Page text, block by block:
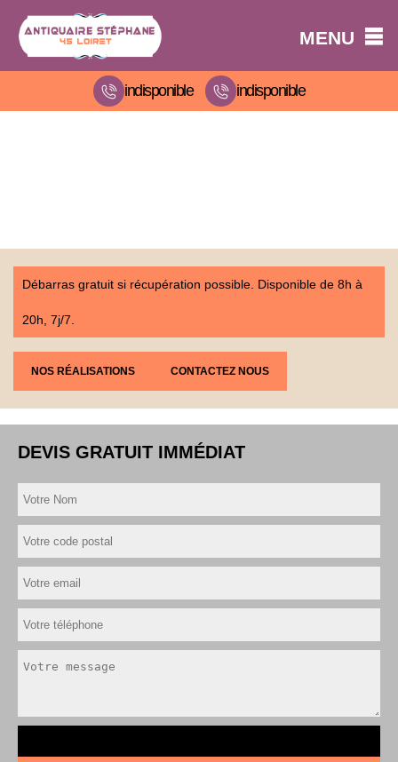
MENU
indisponible indisponible
Débarras gratuit si récupération possible. Disponible de 8h à
20h, 7j/7.
NOS RÉALISATIONS CONTACTEZ NOUS
DEVIS GRATUIT IMMÉDIAT